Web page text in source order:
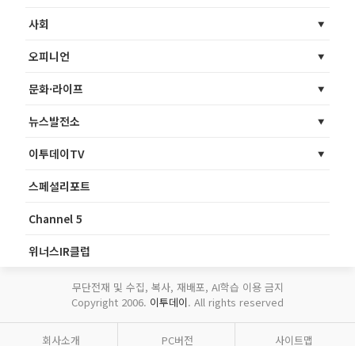
사회
오피니언
문화·라이프
뉴스발전소
이투데이TV
스페셜리포트
Channel 5
위너스IR클럽
무단전재 및 수집, 복사, 재배포, AI학습 이용 금지
Copyright 2006. 이투데이. All rights reserved
회사소개 PC버전 사이트맵